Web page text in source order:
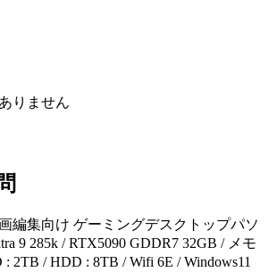
りません
編集向け ゲーミングデスクトップパソ
9 285k / RTX5090 GDDR7 32GB / メモ
: 2TB / HDD : 8TB / Wifi 6E / Windows11